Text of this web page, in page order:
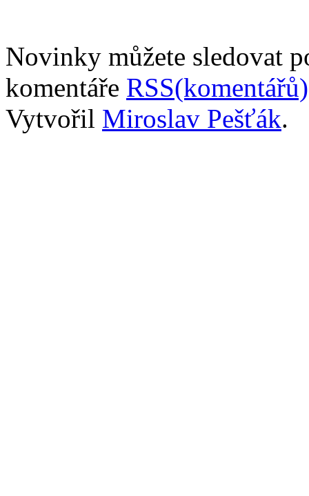
Novinky můžete sledovat
komentáře RSS(komentářů)
Vytvořil Miroslav Pešťák.